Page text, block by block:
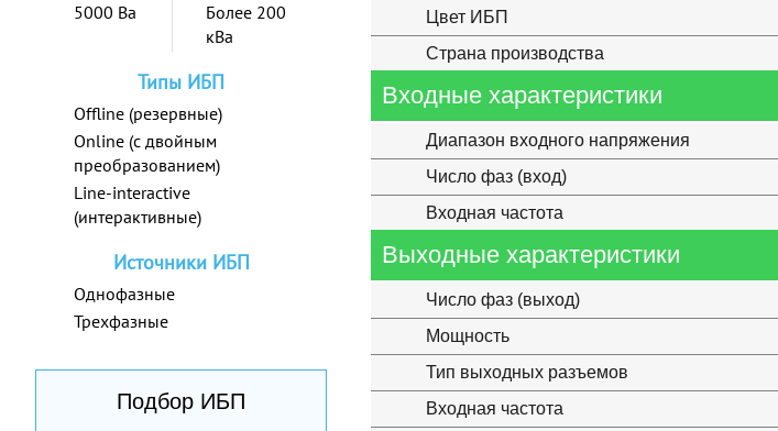
5000 Ва
Более 200
кВа
Типы ИБП
Offline (резервные)
Online (с двойным
преобразованием)
Line-interactive
(интерактивные)
Источники ИБП
Однофазные
Трехфазные
Подбор ИБП
Цвет ИБП
Страна производства
Входные характеристики
Диапазон входного напряжения
Число фаз (вход)
Входная частота
Выходные характеристики
Число фаз (выход)
Мощность
Тип выходных разъемов
Входная частота